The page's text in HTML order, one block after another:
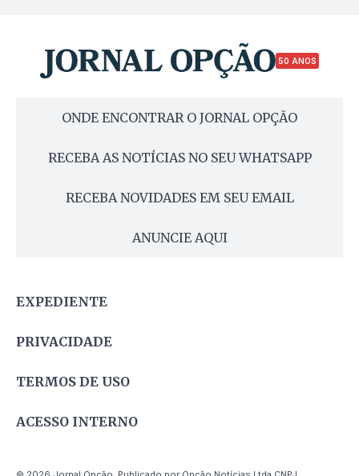
50 ANOS
ONDE ENCONTRAR O JORNAL OPÇÃO
RECEBA AS NOTÍCIAS NO SEU WHATSAPP
RECEBA NOVIDADES EM SEU EMAIL
ANUNCIE AQUI
EXPEDIENTE
PRIVACIDADE
TERMOS DE USO
ACESSO INTERNO